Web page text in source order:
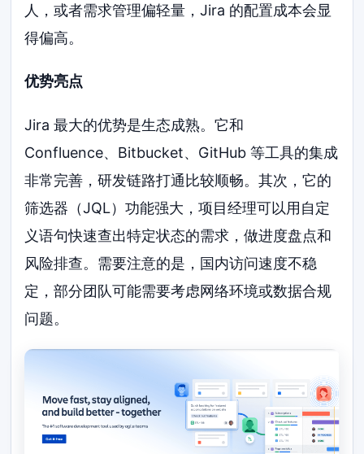
人，或者需求管理偏轻量，Jira 的配置成本会显
得偏高。
优势亮点
Jira 最大的优势是生态成熟。它和
Confluence、Bitbucket、GitHub 等工具的集成
非常完善，研发链路打通比较顺畅。其次，它的
筛选器（JQL）功能强大，项目经理可以用自定
义语句快速查出特定状态的需求，做进度盘点和
风险排查。需要注意的是，国内访问速度不稳
定，部分团队可能需要考虑网络环境或数据合规
问题。